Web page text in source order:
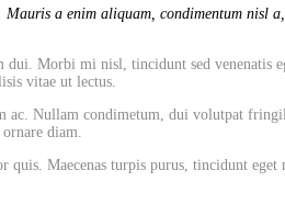
a enim aliquam, condimentum
Morbi mi nisl, tincidunt sed venenatis
vitae ut lectus.
ac. Nullam condimetum, dui volutpat
diam.
quis. Maecenas turpis purus, tincidunt